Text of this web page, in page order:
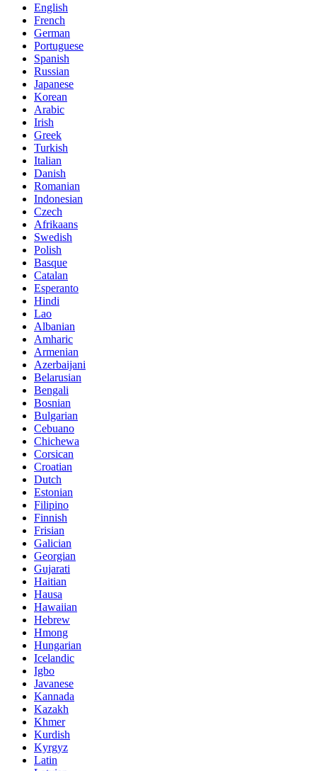
English
French
German
Portuguese
Spanish
Russian
Japanese
Korean
Arabic
Irish
Greek
Turkish
Italian
Danish
Romanian
Indonesian
Czech
Afrikaans
Swedish
Polish
Basque
Catalan
Esperanto
Hindi
Lao
Albanian
Amharic
Armenian
Azerbaijani
Belarusian
Bengali
Bosnian
Bulgarian
Cebuano
Chichewa
Corsican
Croatian
Dutch
Estonian
Filipino
Finnish
Frisian
Galician
Georgian
Gujarati
Haitian
Hausa
Hawaiian
Hebrew
Hmong
Hungarian
Icelandic
Igbo
Javanese
Kannada
Kazakh
Khmer
Kurdish
Kyrgyz
Latin